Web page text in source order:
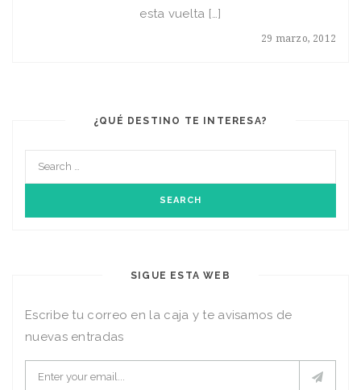
29 marzo, 2012
esta vuelta […]
¿QUÉ DESTINO TE INTERESA?
SIGUE ESTA WEB
Escribe tu correo en la caja y te avisamos de
nuevas entradas